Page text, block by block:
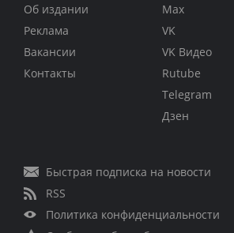
Об издании
Реклама
Вакансии
Контакты
Max
VK
VK Видео
Rutube
Telegram
Дзен
Быстрая подписка на новости
RSS
Политика конфиденциальности